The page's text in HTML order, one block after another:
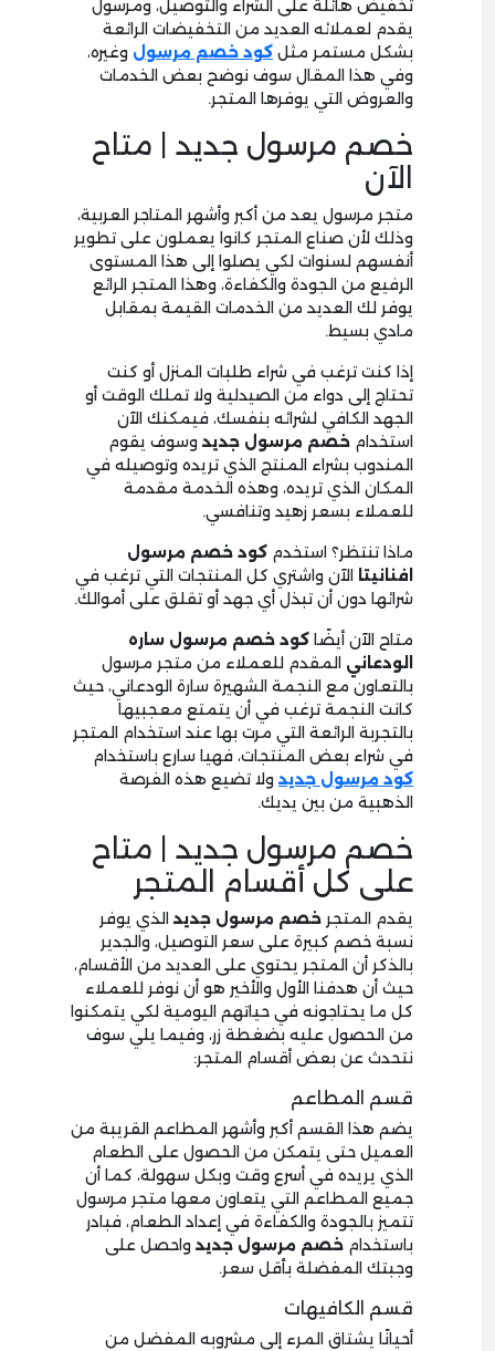
تخفيض هائلة على الشراء والتوصيل، ومرسول
يقدم لعملائه العديد من التخفيضات الرائعة
بشكل مستمر مثل كود خصم مرسول وغيره،
وفي هذا المقال سوف نوضح بعض الخدمات
والعروض التي يوفرها المتجر.
خصم مرسول جديد | متاح
الآن
متجر مرسول يعد من أكبر وأشهر المتاجر العربية،
وذلك لأن صناع المتجر كانوا يعملون على تطوير
أنفسهم لسنوات لكي يصلوا إلى هذا المستوى
الرفيع من الجودة والكفاءة، وهذا المتجر الرائع
يوفر لك العديد من الخدمات القيمة بمقابل
مادي بسيط.
إذا كنت ترغب في شراء طلبات المنزل أو كنت
تحتاج إلى دواء من الصيدلية ولا تملك الوقت أو
الجهد الكافي لشرائه بنفسك، فيمكنك الآن
استخدام خصم مرسول جديد وسوف يقوم
المندوب بشراء المنتج الذي تريده وتوصيله في
المكان الذي تريده، وهذه الخدمة مقدمة
للعملاء بسعر زهيد وتنافسي.
ماذا تنتظر؟ استخدم كود خصم مرسول
افنانيتا الآن واشتري كل المنتجات التي ترغب في
شرائها دون أن تبذل أي جهد أو تقلق على أموالك.
متاح الآن أيضًا كود خصم مرسول ساره
الودعاني المقدم للعملاء من متجر مرسول
بالتعاون مع النجمة الشهيرة سارة الودعاني، حيث
كانت النجمة ترغب في أن يتمتع معجبيها
بالتجربة الرائعة التي مرت بها عند استخدام المتجر
في شراء بعض المنتجات، فهيا سارع باستخدام
كود مرسول جديد ولا تضيع هذه الفرصة
الذهبية من بين يديك.
خصم مرسول جديد | متاح
على كل أقسام المتجر
يقدم المتجر خصم مرسول جديد الذي يوفر
نسبة خصم كبيرة على سعر التوصيل، والجدير
بالذكر أن المتجر يحتوي على العديد من الأقسام،
حيث أن هدفنا الأول والأخير هو أن نوفر للعملاء
كل ما يحتاجونه في حياتهم اليومية لكي يتمكنوا
من الحصول عليه بضغطة زر، وفيما يلي سوف
نتحدث عن بعض أقسام المتجر:
قسم المطاعم
يضم هذا القسم أكبر وأشهر المطاعم القريبة من
العميل حتى يتمكن من الحصول على الطعام
الذي يريده في أسرع وقت وبكل سهولة، كما أن
جميع المطاعم التي يتعاون معها متجر مرسول
تتميز بالجودة والكفاءة في إعداد الطعام، فبادر
باستخدام خصم مرسول جديد واحصل على
وجبتك المفضلة بأقل سعر.
قسم الكافيهات
أحيانًا يشتاق المرء إلى مشروبه المفضل من